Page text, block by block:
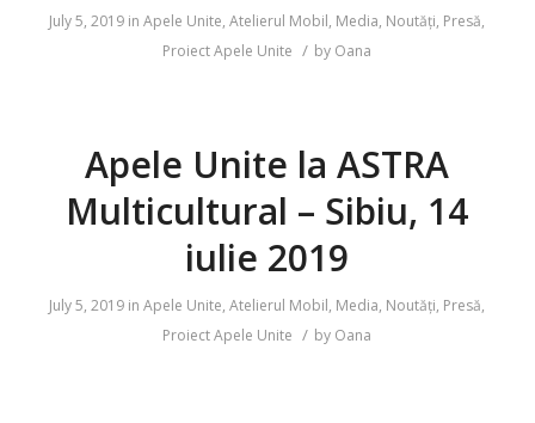
July 5, 2019 inApele Unite,Atelierul Mobil, Media, Noutăți, Presă,
Proiect Apele Unite / by Oana
Apele Unite la ASTRA
Multicultural – Sibiu, 14
iulie 2019
July 5, 2019 inApele Unite,Atelierul Mobil, Media, Noutăți, Presă,
Proiect Apele Unite / by Oana